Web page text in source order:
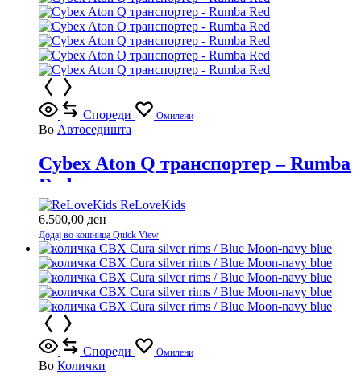
Спореди Омилени
Во Автоседишта
Cybex Aton Q транспортер – Rumba
Red
ReLoveKids
6.500,00 ден
Додај во кошница Quick View
Спореди Омилени
Во Колички